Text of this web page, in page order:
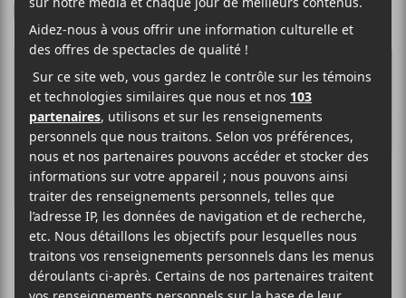
F
A
C
E
B
O
K
T
W
I
T
T
E
P
A
R
T
A
G
E
R